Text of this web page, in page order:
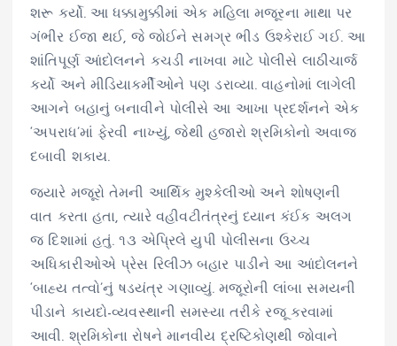
શરૂ કર્યો. આ ધક્કામુક્કીમાં એક મહિલા મજૂરના માથા પર
ગંભીર ઈજા થઈ, જે જોઈને સમગ્ર ભીડ ઉશ્કેરાઈ ગઈ. આ
શાંતિપૂર્ણ આંદોલનને કચડી નાખવા માટે પોલીસે લાઠીચાર્જ
કર્યો અને મીડિયાકર્મીઓને પણ ડરાવ્યા. વાહનોમાં લાગેલી
આગને બહાનું બનાવીને પોલીસે આ આખા પ્રદર્શનને એક
‘અપરાધ’માં ફેરવી નાખ્યું, જેથી હજારો શ્રમિકોનો અવાજ
દબાવી શકાય.
જ્યારે મજૂરો તેમની આર્થિક મુશ્કેલીઓ અને શોષણની
વાત કરતા હતા, ત્યારે વહીવટીતંત્રનું ધ્યાન કંઈક અલગ
જ દિશામાં હતું. ૧૩ એપ્રિલે યુપી પોલીસના ઉચ્ચ
અધિકારીઓએ પ્રેસ રિલીઝ બહાર પાડીને આ આંદોલનને
‘બાહ્ય તત્વો’નું ષડયંત્ર ગણાવ્યું. મજૂરોની લાંબા સમયની
પીડાને કાયદો-વ્યવસ્થાની સમસ્યા તરીકે રજૂ કરવામાં
આવી. શ્રમિકોના રોષને માનવીય દ્રષ્ટિકોણથી જોવાને